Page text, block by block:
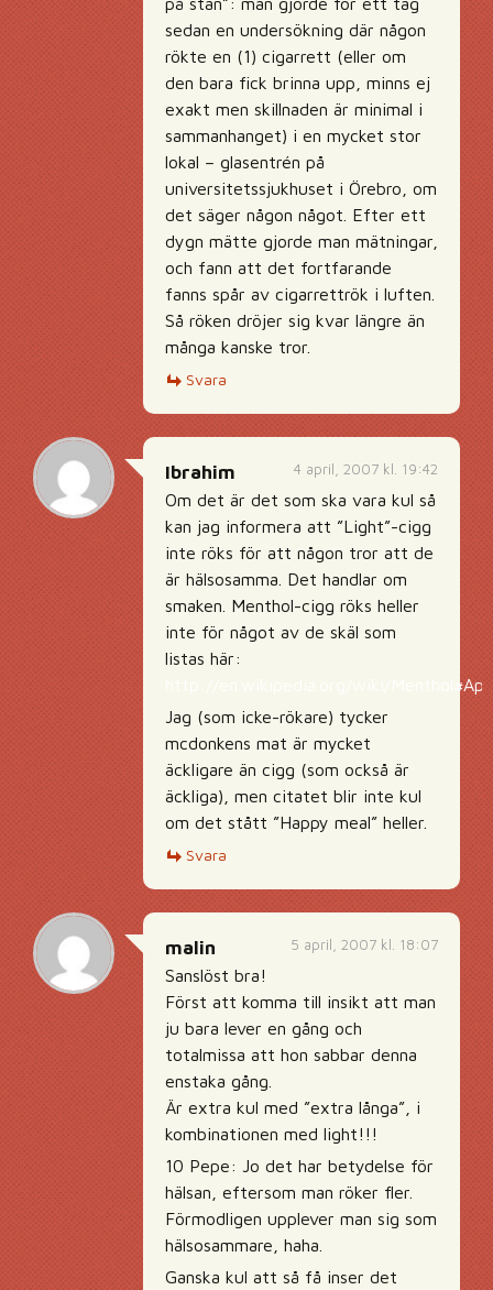
sedan en undersökning där någon
rökte en (1) cigarrett (eller om
den bara fick brinna upp, minns ej
exakt men skillnaden är minimal i
sammanhanget) i en mycket stor
lokal – glasentrén på
universitetssjukhuset i Örebro, om
det säger någon något. Efter ett
dygn mätte gjorde man mätningar,
och fann att det fortfarande
fanns spår av cigarrettrök i luften.
Så röken dröjer sig kvar längre än
många kanske tror.
Svara
4 april, 2007 kl. 19:42
Ibrahim
Om det är det som ska vara kul så
kan jag informera att ”Light”-cigg
inte röks för att någon tror att de
är hälsosamma. Det handlar om
smaken. Menthol-cigg röks heller
inte för något av de skäl som
listas här:
http://en.wikipedia.org/wiki/
Jag (som icke-rökare) tycker
mcdonkens mat är mycket
äckligare än cigg (som också är
äckliga), men citatet blir inte kul
om det stått ”Happy meal” heller.
Svara
5 april, 2007 kl. 18:07
malin
Sanslöst bra!
Först att komma till insikt att man
ju bara lever en gång och
totalmissa att hon sabbar denna
enstaka gång.
Är extra kul med ”extra långa”, i
kombinationen med light!!!
10 Pepe: Jo det har betydelse för
hälsan, eftersom man röker fler.
Förmodligen upplever man sig som
hälsosammare, haha.
Ganska kul att så få inser det